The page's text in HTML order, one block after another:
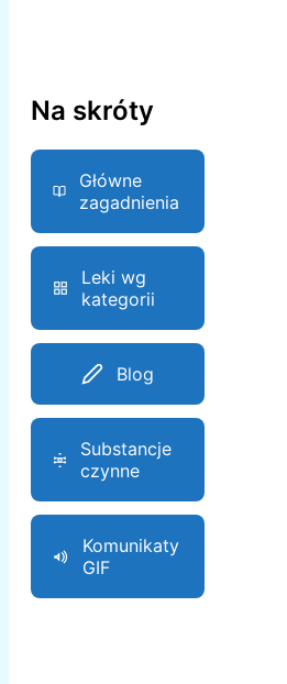
Na skróty
Główne
zagadnienia
Leki wg
kategorii
Blog
Substancje
czynne
Komunikaty
GIF